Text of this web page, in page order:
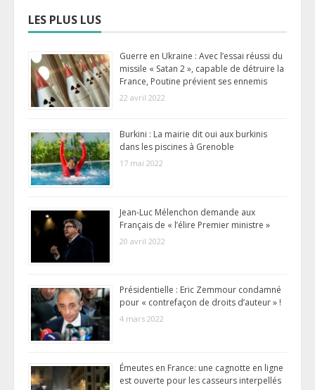
LES PLUS LUS
Guerre en Ukraine : Avec l’essai réussi du
missile « Satan 2 », capable de détruire la
France, Poutine prévient ses ennemis
22 avril 2022
Burkini : La mairie dit oui aux burkinis
dans les piscines à Grenoble
17 mai 2022
Jean-Luc Mélenchon demande aux
Français de « l’élire Premier ministre »
20 avril 2022
Présidentielle : Eric Zemmour condamné
pour « contrefaçon de droits d’auteur » !
4 mars 2022
Émeutes en France: une cagnotte en ligne
est ouverte pour les casseurs interpellés